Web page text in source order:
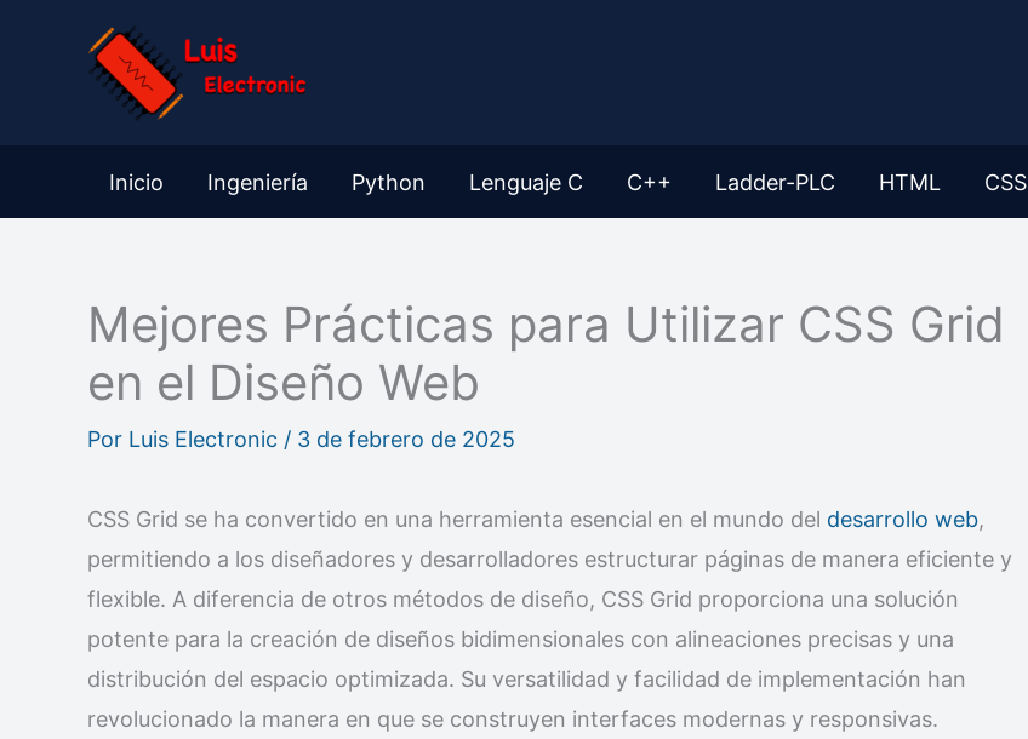
Inicio Ingeniería Python Lenguaje C C++ Ladder-PLC HTML CSS
Mejores Prácticas para Utilizar CSS Grid
en el Diseño Web
Por Luis Electronic / 3 de febrero de 2025
CSS Grid se ha convertido en una herramienta esencial en el mundo del desarrollo web,
permitiendo a los diseñadores y desarrolladores estructurar páginas de manera eficiente y
flexible. A diferencia de otros métodos de diseño, CSS Grid proporciona una solución
potente para la creación de diseños bidimensionales con alineaciones precisas y una
distribución del espacio optimizada. Su versatilidad y facilidad de implementación han
revolucionado la manera en que se construyen interfaces modernas y responsivas.